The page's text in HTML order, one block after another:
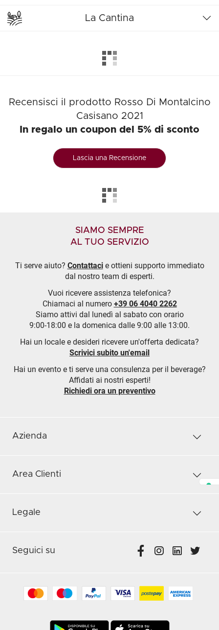
La Cantina
Recensisci il prodotto Rosso Di Montalcino
Casisano 2021
In regalo un coupon del 5% di sconto
Lascia una Recensione
SIAMO SEMPRE
AL TUO SERVIZIO
Ti serve aiuto? Contattacie ottieni supporto immediato
dal nostro team di esperti.
Vuoi ricevere assistenza telefonica?
Chiamaci al numero +39 06 4040 2262
Siamo attivi dal lunedì al sabato con orario
9:00-18:00 e la domenica dalle 9:00 alle 13:00.
Hai un locale e desideri ricevere un'offerta dedicata?
Scrivici subito un'email
Hai un evento e ti serve una consulenza per il beverage?
Affidati ai nostri esperti!
Richiedi ora un preventivo
Azienda
Area Clienti
Legale
Seguici su